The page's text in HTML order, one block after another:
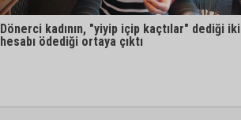
Dönerci kadının, "yiyip içip kaçtılar" dediği iki
hesabı ödediği ortaya çıktı